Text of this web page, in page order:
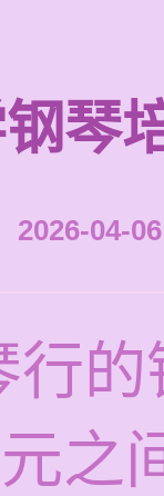
琴
2026-04-
行
之